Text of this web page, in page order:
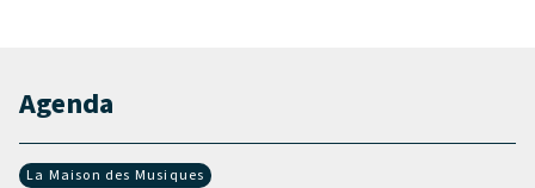
Agenda
La Maison des Musiques